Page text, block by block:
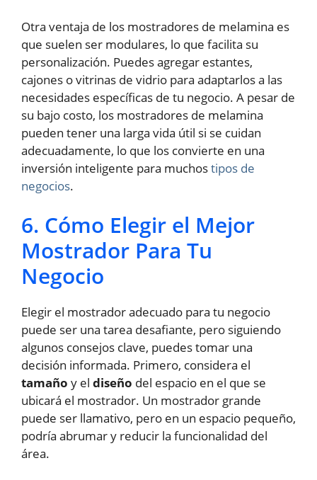
Otra ventaja de los mostradores de melamina es
que suelen ser modulares, lo que facilita su
personalización. Puedes agregar estantes,
cajones o vitrinas de vidrio para adaptarlos a las
necesidades específicas de tu negocio. A pesar de
su bajo costo, los mostradores de melamina
pueden tener una larga vida útil si se cuidan
adecuadamente, lo que los convierte en una
inversión inteligente para muchostipos de
negocios.
6. Cómo Elegir el Mejor
Mostrador Para Tu
Negocio
Elegir el mostrador adecuado para tu negocio
puede ser una tarea desafiante, pero siguiendo
algunos consejos clave, puedes tomar una
decisión informada. Primero, considera el
tamaño y el diseño del espacio en el que se
ubicará el mostrador. Un mostrador grande
puede ser llamativo, pero en un espacio pequeño,
podría abrumar y reducir la funcionalidad del
área.